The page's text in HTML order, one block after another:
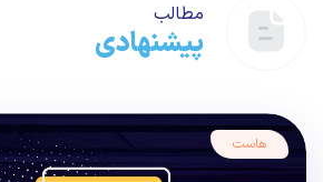
مطالب
پیشنهادی
هاست